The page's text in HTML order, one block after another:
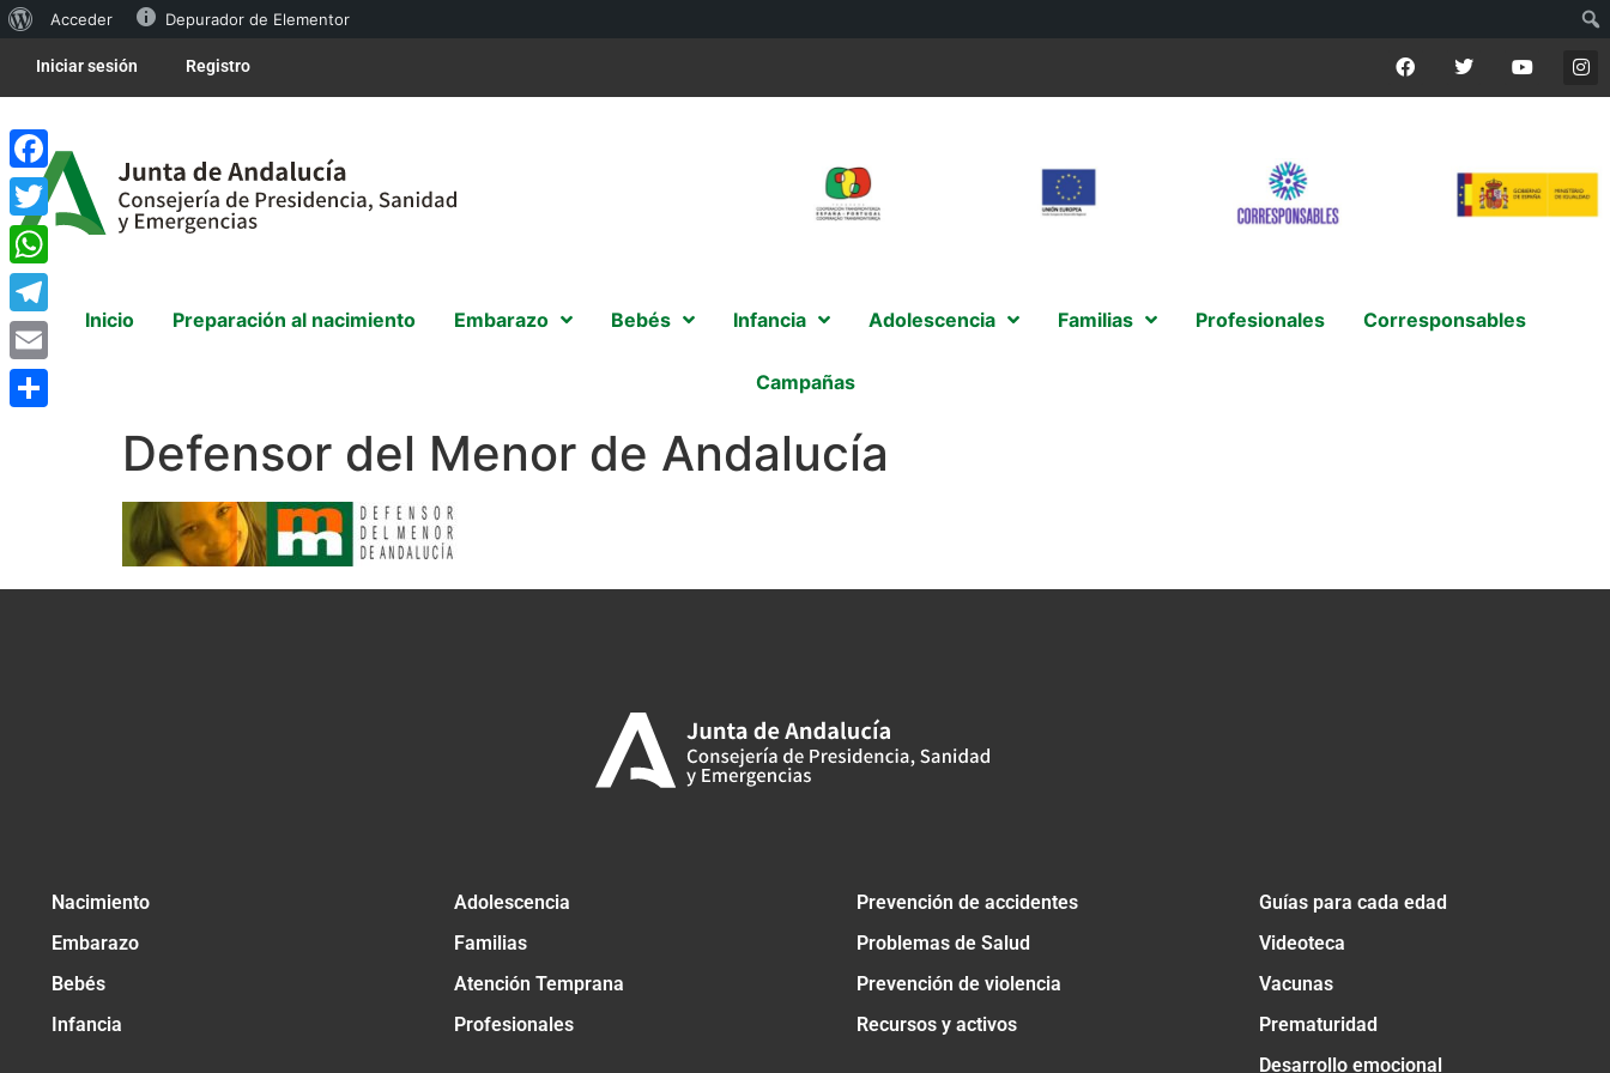
Acceder Depurador de Elementor
Iniciar sesión Registro
Inicio Preparación al nacimiento Embarazo Bebés Infancia Adolescencia Familias Profesionales Corresponsables
Campañas
Defensor del Menor de Andalucía
Nacimiento
Embarazo
Bebés
Infancia
Adolescencia
Familias
Atención Temprana
Profesionales
Prevención de accidentes
Problemas de Salud
Prevención de violencia
Recursos y activos
Guías para cada edad
Videoteca
Vacunas
Prematuridad
Desarrollo emocional
Facebook
Twitter
WhatsApp
Telegram
Email